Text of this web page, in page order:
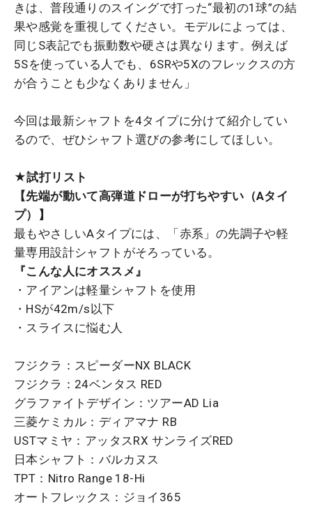
きは、普段通りのスイングで打った“最初の1球”の結
果や感覚を重視してください。モデルによっては、
同じS表記でも振動数や硬さは異なります。例えば
5Sを使っている人でも、6SRや5Xのフレックスの方
が合うことも少なくありません」
今回は最新シャフトを4タイプに分けて紹介してい
るので、ぜひシャフト選びの参考にしてほしい。
★試打リスト
【先端が動いて高弾道ドローが打ちやすい（Aタイ
プ）】
最もやさしいAタイプには、「赤系」の先調子や軽
量専用設計シャフトがそろっている。
『こんな人にオススメ』
・アイアンは軽量シャフトを使用
・HSが42m/s以下
・スライスに悩む人
フジクラ：スピーダーNX BLACK
フジクラ：24ベンタス RED
グラファイトデザイン：ツアーAD Lia
三菱ケミカル：ディアマナ RB
USTマミヤ：アッタスRX サンライズRED
日本シャフト：バルカヌス
TPT：Nitro Range 18-Hi
オートフレックス：ジョイ365